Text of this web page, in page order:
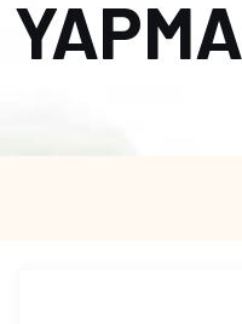
YAPMA